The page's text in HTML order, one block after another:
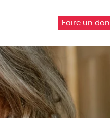
ÉPICERIE
Faire un don